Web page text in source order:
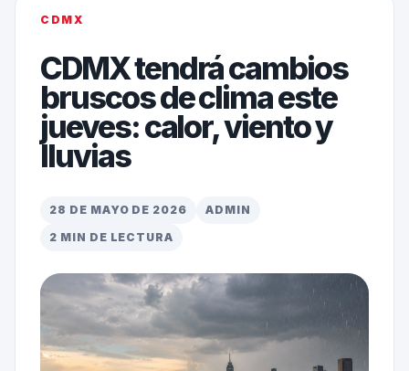
CDMX
CDMX tendrá cambios
bruscos de clima este
jueves: calor, viento y
lluvias
28 DE MAYO DE 2026
ADMIN
2 MIN DE LECTURA